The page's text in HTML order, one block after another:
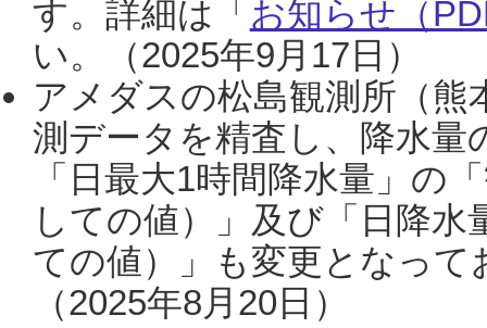
す。詳細は「 お知らせ（
い。（2025年9月17日）
アメダスの松島観測所（熊
測データを精査し、降水
「日最大1時間降水量」の
しての値）」及び「日降
ての値）」も変更となっ
（2025年8月20日）